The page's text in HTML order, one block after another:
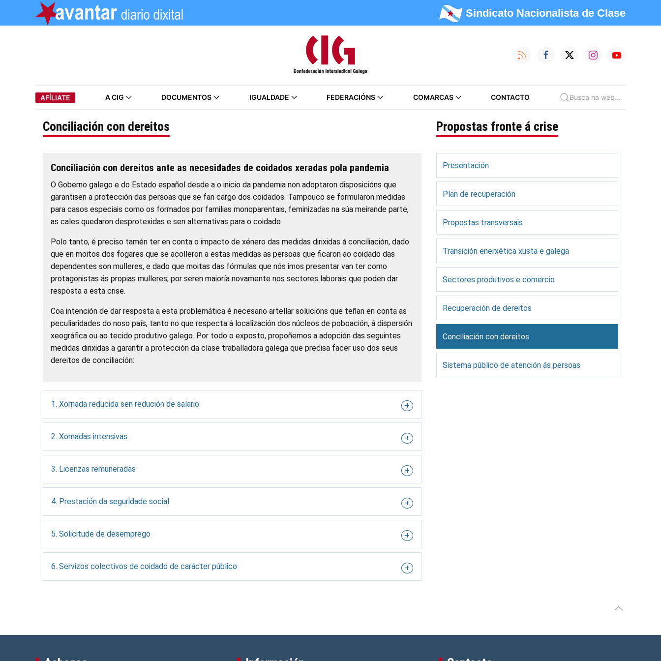
Sindicato Nacionalista de Clase
AFÍLIATE A CIG DOCUMENTOS IGUALDADE FEDERACIÓNS COMARCAS CONTACTO Busca na web...
Conciliación con dereitos
Conciliación con dereitos ante as necesidades de coidados xeradas pola pandemia
O Goberno galego e do Estado español desde a o inicio da pandemia non adoptaron disposicións que
garantisen a protección das persoas que se fan cargo dos coidados. Tampouco se formularon medidas
para casos especiais como os formados por familias monoparentais, feminizadas na súa meirande parte,
as cales quedaron desprotexidas e sen alternativas para o coidado.
Polo tanto, é preciso tamén ter en conta o impacto de xénero das medidas dirixidas á conciliación, dado
que en moitos dos fogares que se acolleron a estas medidas as persoas que ficaron ao coidado das
dependentes son mulleres, e dado que moitas das fórmulas que nós imos presentar van ter como
protagonistas ás propias mulleres, por seren maioría novamente nos sectores laborais que poden dar
resposta a esta crise.
Coa intención de dar resposta a esta problemática é necesario artellar solucións que teñan en conta as
peculiaridades do noso país, tanto no que respecta á localización dos núcleos de poboación, á dispersión
xeográfica ou ao tecido produtivo galego. Por todo o exposto, propoñemos a adopción das seguintes
medidas dirixidas a garantir a protección da clase traballadora galega que precisa facer uso dos seus
dereitos de conciliación:
1. Xornada reducida sen redución de salario
2. Xornadas intensivas
3. Licenzas remuneradas
4. Prestación da seguridade social
5. Solicitude de desemprego
6. Servizos colectivos de coidado de carácter público
Propostas fronte á crise
Presentación
Plan de recuperación
Propostas transversais
Transición enerxética xusta e galega
Sectores produtivos e comercio
Recuperación de dereitos
Conciliación con dereitos
Sistema público de atención ás persoas